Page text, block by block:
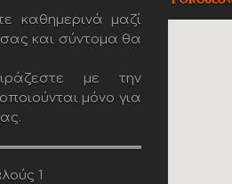
καθημερινά μαζί
και σύντομα θα
με την
μόνο για
1